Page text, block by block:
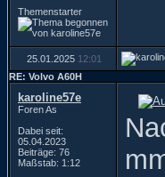
Themenstarter
25.01.2025 12:01
RE: Volvo A60H
karoline57e
Foren As
Dabei seit:
05.04.2023
Beiträge: 76
Maßstab: 1:12